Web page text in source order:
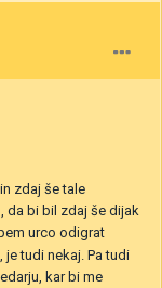
zdaj še tale
da bi bil zdaj še dijak
urco odigrat
tudi nekaj. Pa tudi
kar bi me